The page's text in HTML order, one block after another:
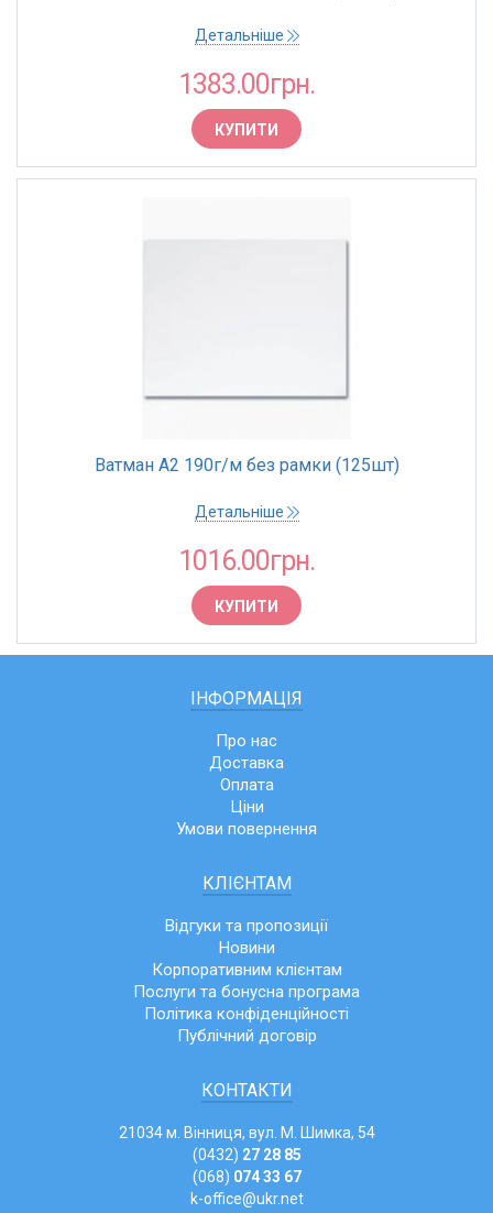
Детальніше
1383.00грн.
КУПИТИ
Ватман А2 190г/м без рамки (125шт)
Детальніше
1016.00грн.
КУПИТИ
ІНФОРМАЦІЯ
Про нас
Доставка
Оплата
Ціни
Умови повернення
КЛІЄНТАМ
Відгуки та пропозиції
Новини
Корпоративним клієнтам
Послуги та бонусна програма
Політика конфіденційності
Публічний договір
КОНТАКТИ
21034 м. Вінниця, вул. М. Шимка, 54
(0432) 27 28 85
(068) 074 33 67
k-office@ukr.net